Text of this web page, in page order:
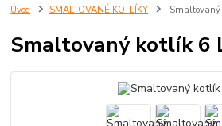
Úvod SMALTOVANÉ KOTLÍKY
Smaltovaný kotlík 6